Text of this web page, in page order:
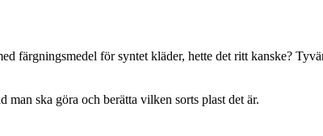
färgningsmedel för syntet kläder, hette det ritt kanske?
ska göra och berätta vilken sorts plast det är.